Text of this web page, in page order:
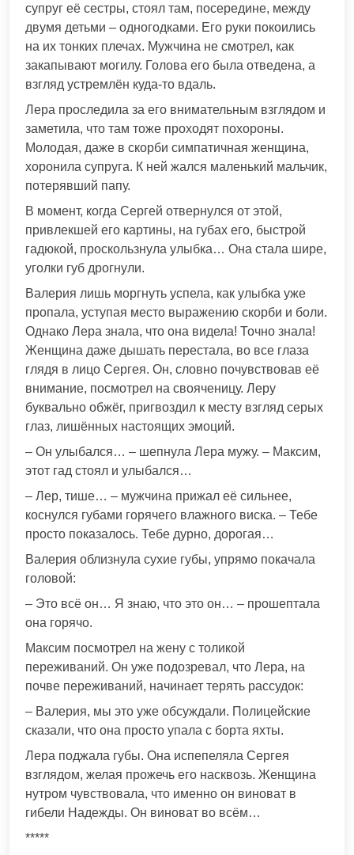
супруг её сестры, стоял там, посередине, между
двумя детьми – одногодками. Его руки покоились
на их тонких плечах. Мужчина не смотрел, как
закапывают могилу. Голова его была отведена, а
взгляд устремлён куда-то вдаль.
Лера проследила за его внимательным взглядом и
заметила, что там тоже проходят похороны.
Молодая, даже в скорби симпатичная женщина,
хоронила супруга. К ней жался маленький мальчик,
потерявший папу.
В момент, когда Сергей отвернулся от этой,
привлекшей его картины, на губах его, быстрой
гадюкой, проскользнула улыбка… Она стала шире,
уголки губ дрогнули.
Валерия лишь моргнуть успела, как улыбка уже
пропала, уступая место выражению скорби и боли.
Однако Лера знала, что она видела! Точно знала!
Женщина даже дышать перестала, во все глаза
глядя в лицо Сергея. Он, словно почувствовав её
внимание, посмотрел на свояченицу. Леру
буквально обжёг, пригвоздил к месту взгляд серых
глаз, лишённых настоящих эмоций.
– Он улыбался… – шепнула Лера мужу. – Максим,
этот гад стоял и улыбался…
– Лер, тише… – мужчина прижал её сильнее,
коснулся губами горячего влажного виска. – Тебе
просто показалось. Тебе дурно, дорогая…
Валерия облизнула сухие губы, упрямо покачала
головой:
– Это всё он… Я знаю, что это он… – прошептала
она горячо.
Максим посмотрел на жену с толикой
переживаний. Он уже подозревал, что Лера, на
почве переживаний, начинает терять рассудок:
– Валерия, мы это уже обсуждали. Полицейские
сказали, что она просто упала с борта яхты.
Лера поджала губы. Она испепеляла Сергея
взглядом, желая прожечь его насквозь. Женщина
нутром чувствовала, что именно он виноват в
гибели Надежды. Он виноват во всём…
*****